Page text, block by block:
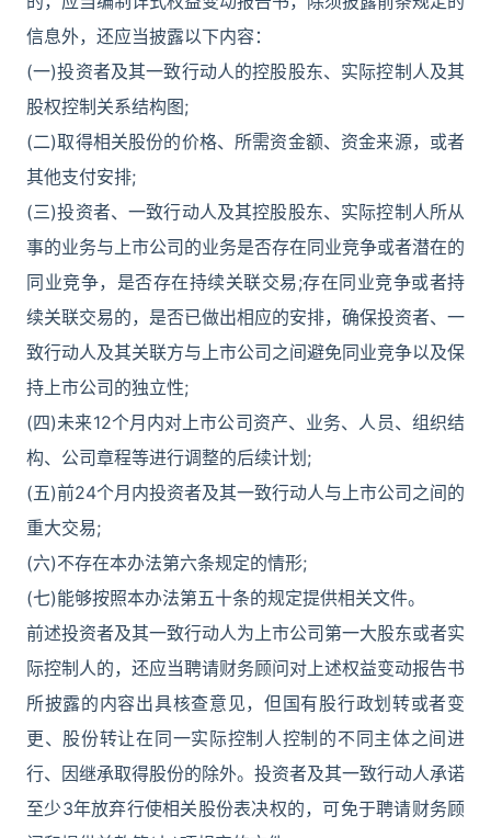
信息外，还应当披露以下内容：
(一)投资者及其一致行动人的控股股东、实际控制人及其
股权控制关系结构图;
(二)取得相关股份的价格、所需资金额、资金来源，或者
其他支付安排;
(三)投资者、一致行动人及其控股股东、实际控制人所从
事的业务与上市公司的业务是否存在同业竞争或者潜在的
同业竞争，是否存在持续关联交易;存在同业竞争或者持
续关联交易的，是否已做出相应的安排，确保投资者、一
致行动人及其关联方与上市公司之间避免同业竞争以及保
持上市公司的独立性;
(四)未来12个月内对上市公司资产、业务、人员、组织结
构、公司章程等进行调整的后续计划;
(五)前24个月内投资者及其一致行动人与上市公司之间的
重大交易;
(六)不存在本办法第六条规定的情形;
(七)能够按照本办法第五十条的规定提供相关文件。
前述投资者及其一致行动人为上市公司第一大股东或者实
际控制人的，还应当聘请财务顾问对上述权益变动报告书
所披露的内容出具核查意见，但国有股行政划转或者变
更、股份转让在同一实际控制人控制的不同主体之间进
行、因继承取得股份的除外。投资者及其一致行动人承诺
至少3年放弃行使相关股份表决权的，可免于聘请财务顾